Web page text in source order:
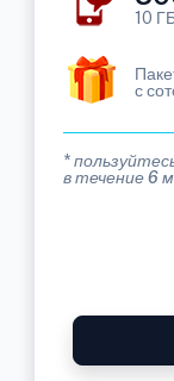
10
с
*
в течение 6